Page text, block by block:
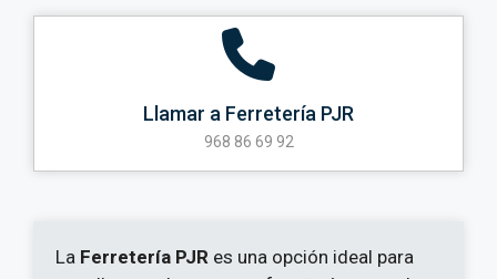
Llamar a Ferretería PJR
968 86 69 92
La Ferretería PJR es una opción ideal para